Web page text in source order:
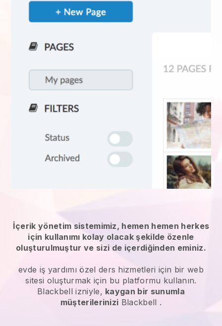
İçerik yönetim sistemimiz, hemen hemen herkes
için kullanımı kolay olacak şekilde özenle
oluşturulmuştur ve sizi de içerdiğinden eminiz.
evde iş yardımı özel ders hizmetleri için bir web
sitesi oluşturmak için bu platformu kullanın.
Blackbell izniyle, kaygan bir sunumla
müşterilerinizi Blackbell .